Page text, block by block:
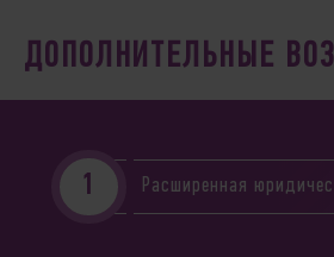
ДОПОЛНИТЕЛЬНЫЕ
Расширенная